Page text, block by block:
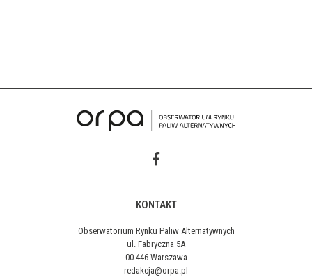
KONTAKT
Obserwatorium Rynku Paliw Alternatywnych
ul. Fabryczna 5A
00-446 Warszawa
redakcja@orpa.pl